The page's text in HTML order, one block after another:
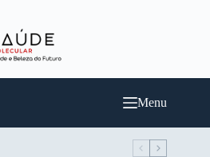
Menu